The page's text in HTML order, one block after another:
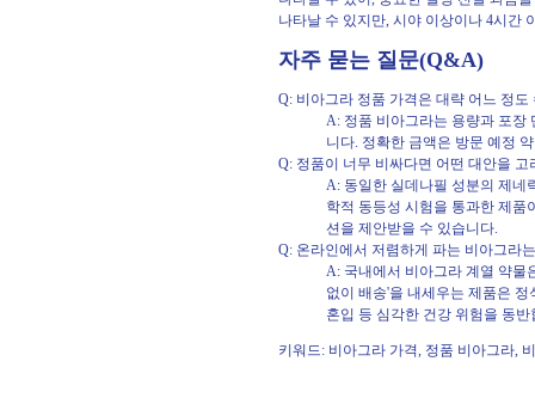
나타날 수 있지만, 시야 이상이나 4시간
자주 묻는 질문(Q&A)
Q: 비아그라 정품 가격은 대략 어느 정도
A: 정품 비아그라는 용량과 포장
니다. 정확한 금액은 방문 예정
Q: 정품이 너무 비싸다면 어떤 대안을 고
A: 동일한 실데나필 성분의 제네
학적 동등성 시험을 통과한 제품
션을 제안받을 수 있습니다.
Q: 온라인에서 저렴하게 파는 비아그라
A: 국내에서 비아그라 계열 약물
없이 배송'을 내세우는 제품은
혼입 등 심각한 건강 위험을 동반
키워드: 비아그라 가격, 정품 비아그라,